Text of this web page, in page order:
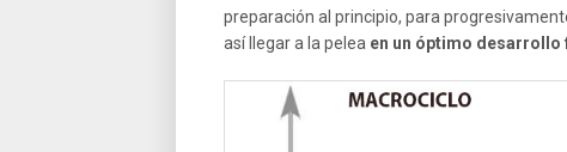
preparación al principio, para
así llegar a la pelea en un óptimo desarrollo